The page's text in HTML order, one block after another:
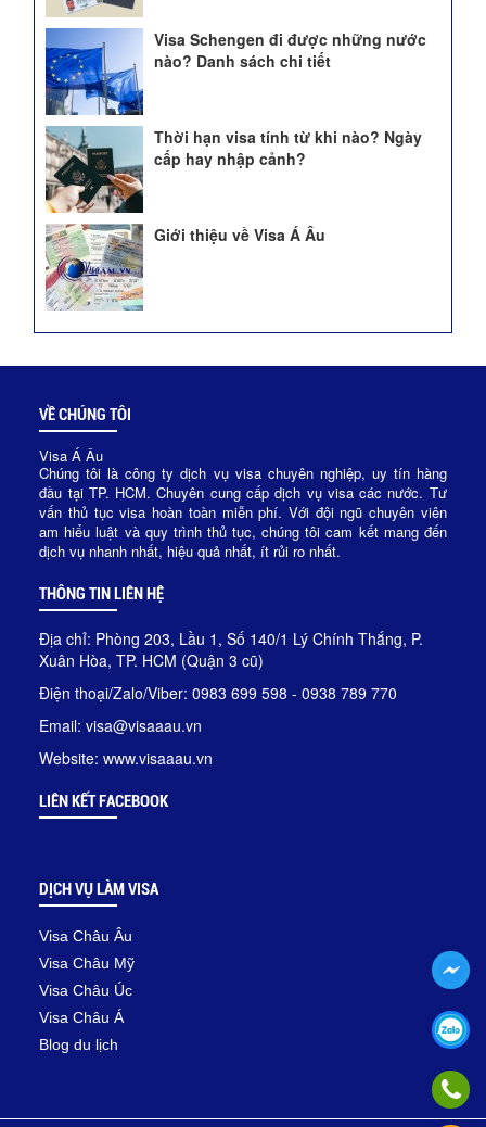
Visa Schengen đi được những nước
nào? Danh sách chi tiết
Thời hạn visa tính từ khi nào? Ngày
cấp hay nhập cảnh?
Giới thiệu về Visa Á Âu
VỀ CHÚNG TÔI
Visa Á Âu
Chúng tôi là công ty dịch vụ visa chuyên nghiệp, uy tín hàng
đầu tại TP. HCM. Chuyên cung cấp dịch vụ visa các nước. Tư
vấn thủ tục visa hoàn toàn miễn phí. Với đội ngũ chuyên viên
am hiểu luật và quy trình thủ tục, chúng tôi cam kết mang đến
dịch vụ nhanh nhất, hiệu quả nhất, ít rủi ro nhất.
THÔNG TIN LIÊN HỆ
Địa chỉ: Phòng 203, Lầu 1, Số 140/1 Lý Chính Thắng, P.
Xuân Hòa, TP. HCM (Quận 3 cũ)
Điện thoại/Zalo/Viber: 0983 699 598 - 0938 789 770
Email: visa@visaaau.vn
Website: www.visaaau.vn
LIÊN KẾT FACEBOOK
DỊCH VỤ LÀM VISA
Visa Châu Âu
Visa Châu Mỹ
Visa Châu Úc
Visa Châu Á
Blog du lịch